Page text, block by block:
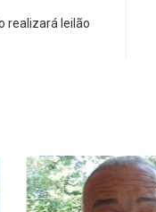
realizará leilão